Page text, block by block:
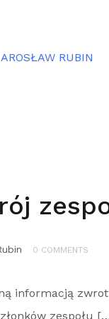
RUBIN
0 COMMENTS
informacją
zespołu